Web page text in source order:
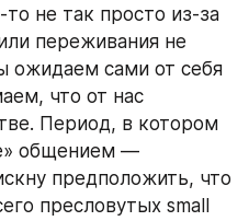
не так просто из-за
переживания не
ожидаем сами от себя
что от нас
Период, в котором
общением —
предположить, что
пресловутых small